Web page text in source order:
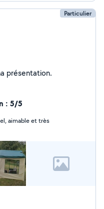
Particulier
Je n'ai pas encore renseigné ma présentation.
: 5/5
aimable et très